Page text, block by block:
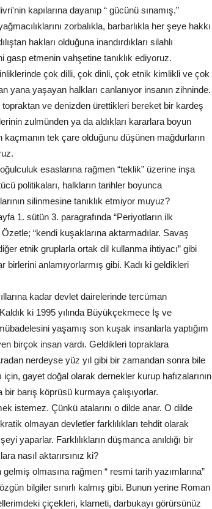
kapılarına dayanıp “ gücünü sınamış.”
zorbalıkla, barbarlıkla her şeye hakkı
hakları olduğuna inandırdıkları silahlı
gasp etmenin vahşetine tanıklık ediyoruz.
çok dilli, çok dinli, çok etnik kimlikli ve çok
yana yaşayan halkları canlanıyor insanın zihninde.
ve denizden ürettikleri bereket bir kardeş
zulmünden ya da aldıkları kararlara boyun
tek çare olduğunu düşünen mağdurların
esaslarına rağmen “teklik” üzerine inşa
politikaları, halkların tarihler boyunca
silinmesine tanıklık etmiyor muyuz?
1. sütün 3. paragrafında “Periyotların ilk
“kendi kuşaklarına aktarmadılar. Savaş
etnik gruplarla ortak dil kullanma ihtiyacı” gibi
birlerini anlamıyorlarmış gibi. Kadı ki geldikleri
kadar devlet dairelerinde tercüman
ki 1995 yılında Büyükçekmece İş ve
yaşamış son kuşak insanlarla yaptığım
birçok insan vardı. Geldikleri topraklara
nerdeyse yüz yıl gibi bir zamandan sonra bile
için, gayet doğal olarak dernekler kurup hafızalarının
barış köprüsü kurmaya çalışıyorlar.
istemez. Çünkü atalarını o dilde anar. O dilde
olmayan devletler farklılıkları tehdit olarak
yaparlar. Farklılıkların düşmanca anıldığı bir
nasıl aktarırsınız ki?
olmasına rağmen “ resmi tarih yazımlarına”
bilgiler sınırlı kalmış gibi. Bunun yerine Roman
çiçekleri, klarneti, darbukayı görürsünüz